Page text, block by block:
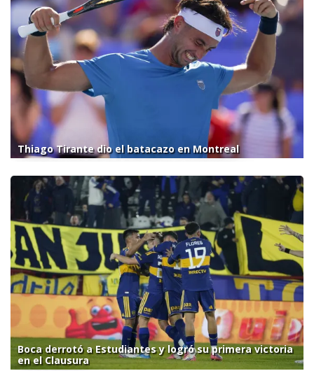
Thiago Tirante dio el batacazo en Montreal
Boca derrotó a Estudiantes y logró su primera victoria
en el Clausura